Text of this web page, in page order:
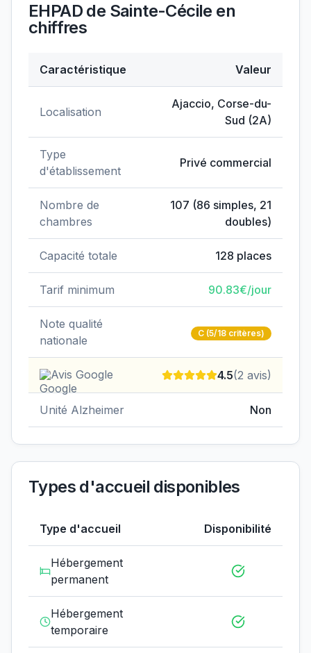
EHPAD de Sainte-Cécile en
chiffres
Caractéristique Valeur
Localisation
Ajaccio, Corse-du-
Sud (2A)
Type
d'établissement
Privé commercial
Nombre de
chambres
107 (86 simples, 21
doubles)
Capacité totale 128 places
Tarif minimum 90.83€/jour
Note qualité
nationale
C (5/18 critères)
Avis Google 4.5(2 avis)
Unité Alzheimer Non
Types d'accueil disponibles
Type d'accueil Disponibilité
Hébergement
permanent
Hébergement
temporaire